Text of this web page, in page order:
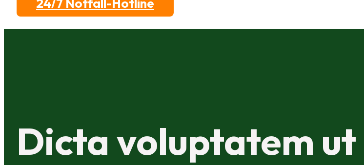
Dicta voluptatem ut